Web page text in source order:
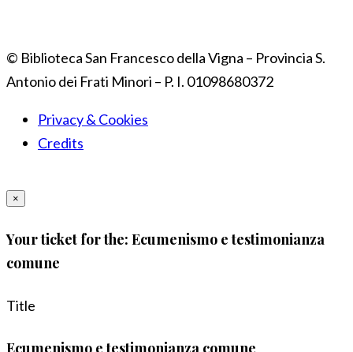
© Biblioteca San Francesco della Vigna – Provincia S.
Antonio dei Frati Minori – P. I. 01098680372
Privacy & Cookies
Credits
×
Your ticket for the: Ecumenismo e testimonianza
comune
Title
Ecumenismo e testimonianza comune